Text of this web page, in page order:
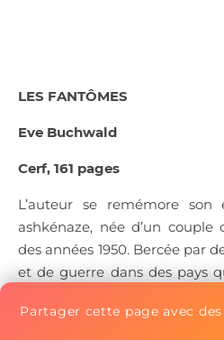
LES FANTÔMES
Eve Buchwald
Cerf, 161 pages
L’auteur se remémore
ashkénaze, née d’un couple
des années 1950. Bercée par
et de guerre dans des pays
ses parents – Fryda et Leyb-
Partager cette page avec